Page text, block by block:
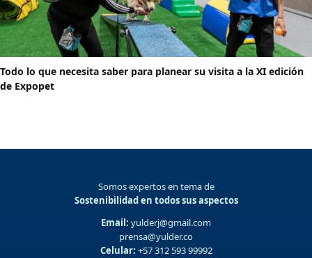
Todo lo que necesita saber para planear su visita a la XI edición
de Expopet
Somos expertos en tema de
Sostenibilidad en todos sus aspectos
Email: yulderj@gmail.com
prensa@yulder.co
Celular: +57 312 593 99992